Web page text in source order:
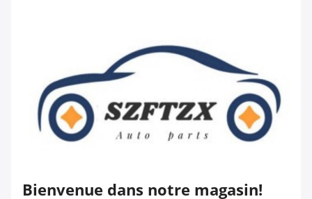
Bienvenue dans notre magasin!